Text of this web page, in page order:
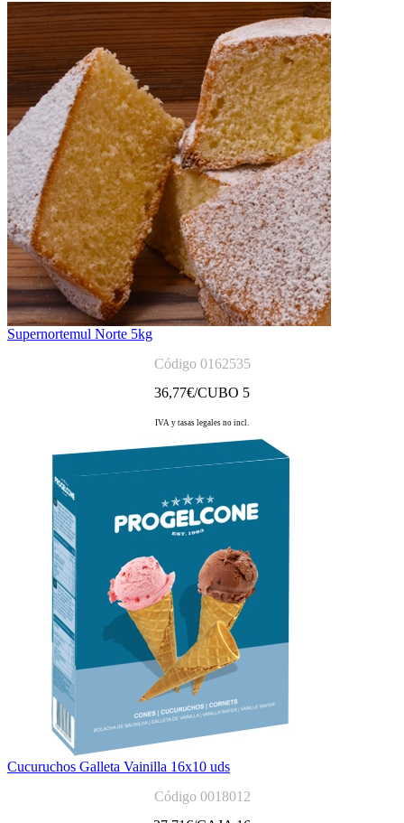
Supernortemul Norte 5kg
Código 0162535
36,77€/CUBO 5
IVA y tasas legales no incl.
Cucuruchos Galleta Vainilla 16x10 uds
Código 0018012